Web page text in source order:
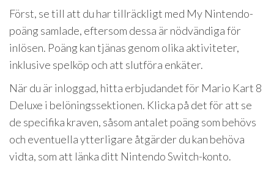
Först, se till att du har tillräckligt med My Nintendo-
poäng samlade, eftersom dessa är nödvändiga för
inlösen. Poäng kan tjänas genom olika aktiviteter,
inklusive spelköp och att slutföra enkäter.
När du är inloggad, hitta erbjudandet för Mario Kart 8
Deluxe i belöningssektionen. Klicka på det för att se
de specifika kraven, såsom antalet poäng som behövs
och eventuella ytterligare åtgärder du kan behöva
vidta, som att länka ditt Nintendo Switch-konto.